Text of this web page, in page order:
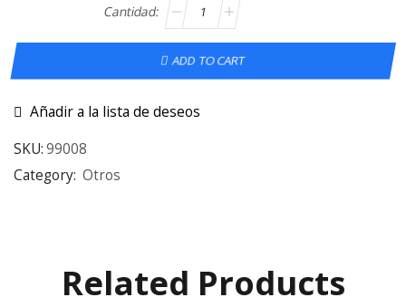
ADD TO CART
Añadir a la lista de deseos
SKU:99008
Category: Otros
Related Products